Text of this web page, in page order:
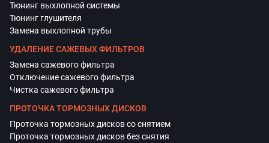
Тюнинг выхлопной системы
Тюнинг глушителя
Замена выхлопной трубы
УДАЛЕНИЕ САЖЕВЫХ ФИЛЬТРОВ
Замена сажевого фильтра
Отключение сажевого фильтра
Чистка сажевого фильтра
ПРОТОЧКА ТОРМОЗНЫХ ДИСКОВ
Проточка тормозных дисков со снятием
Проточка тормозных дисков без снятия